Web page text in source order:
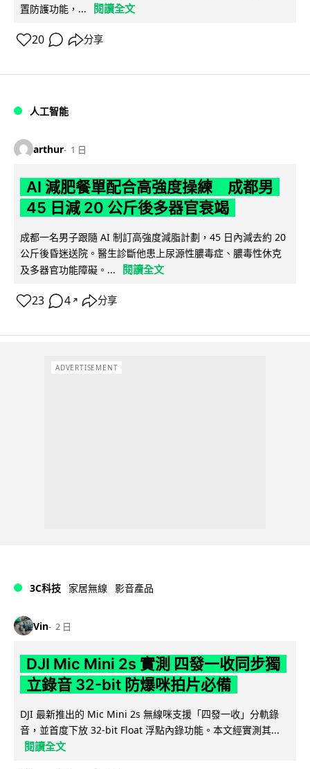
置防護功能，...
閱讀全文
20 分享
人工智能
arthur 1 日
AI 減肥餐單配合高強度操練 成都男
45 日減 20 公斤後多器官衰竭
成都一名男子跟隨 AI 制訂高強度減脂計劃，45 日內減去約 20
公斤後昏迷送院。醫生診斷他患上尿源性膿毒症、膿毒性休克
及多器官功能障礙。...
閱讀全文
23 4 ↗ 分享
ADVERTISEMENT
3C科技 家居無線 影音產品
Vin 2 日
DJI Mic Mini 2s 實測 四發一收同步獨
立錄音 32-bit 防爆咪拍片必備
DJI 最新推出的 Mic Mini 2s 無線咪支援「四發一收」分軌錄
音，並首度下放 32-bit Float 浮點內錄功能。本文經實測其...
閱讀全文